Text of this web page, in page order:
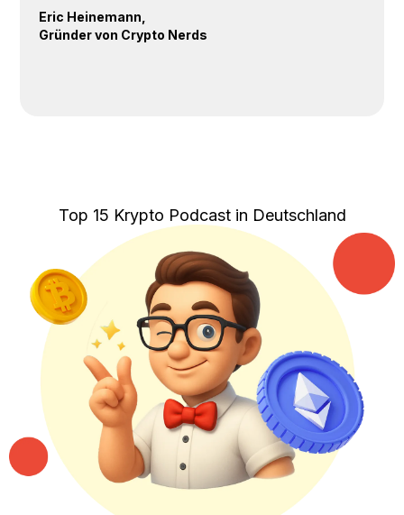
Eric Heinemann,
Gründer von Crypto Nerds
Top 15 Krypto Podcast in Deutschland